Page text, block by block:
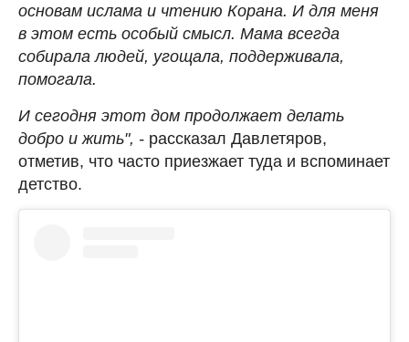
основам ислама и чтению Корана. И для меня
в этом есть особый смысл. Мама всегда
собирала людей, угощала, поддерживала,
помогала.
И сегодня этот дом продолжает делать
добро и жить", - рассказал Давлетяров,
отметив, что часто приезжает туда и вспоминает
детство.